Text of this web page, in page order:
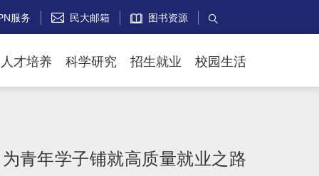
服务  民大邮箱 图书资源 
人才培养 科学研究 招生就业 校园生活
青年学子铺就高质量就业之路